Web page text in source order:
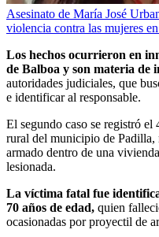
Asesinato de María José
violencia contra las mujeres
Los hechos ocurrieron en
de Balboa y son materia de
autoridades judiciales, que
e identificar al responsable.
El segundo caso se registró
rural del municipio de Padilla,
armado dentro de una
lesionada.
La víctima fatal fue
70 años de edad, quien
ocasionadas por proyectil de